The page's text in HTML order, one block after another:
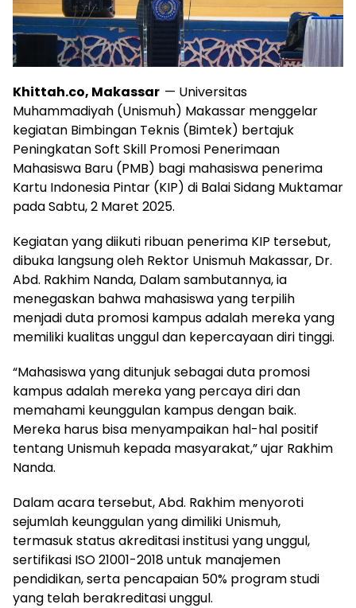
Khittah.co, Makassar — Universitas
Muhammadiyah (Unismuh) Makassar menggelar
kegiatan Bimbingan Teknis (Bimtek) bertajuk
Peningkatan Soft Skill Promosi Penerimaan
Mahasiswa Baru (PMB) bagi mahasiswa penerima
Kartu Indonesia Pintar (KIP) di Balai Sidang Muktamar
pada Sabtu, 2 Maret 2025.
Kegiatan yang diikuti ribuan penerima KIP tersebut,
dibuka langsung oleh Rektor Unismuh Makassar, Dr.
Abd. Rakhim Nanda, Dalam sambutannya, ia
menegaskan bahwa mahasiswa yang terpilih
menjadi duta promosi kampus adalah mereka yang
memiliki kualitas unggul dan kepercayaan diri tinggi.
“Mahasiswa yang ditunjuk sebagai duta promosi
kampus adalah mereka yang percaya diri dan
memahami keunggulan kampus dengan baik.
Mereka harus bisa menyampaikan hal-hal positif
tentang Unismuh kepada masyarakat,” ujar Rakhim
Nanda.
Dalam acara tersebut, Abd. Rakhim menyoroti
sejumlah keunggulan yang dimiliki Unismuh,
termasuk status akreditasi institusi yang unggul,
sertifikasi ISO 21001-2018 untuk manajemen
pendidikan, serta pencapaian 50% program studi
yang telah berakreditasi unggul.